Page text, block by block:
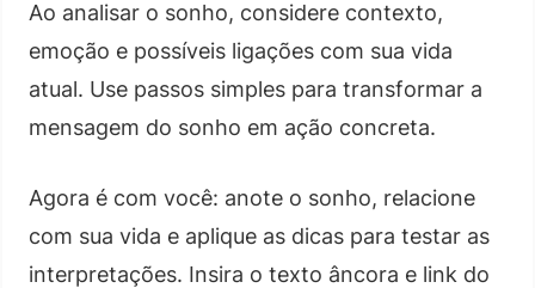
Ao analisar o sonho, considere contexto,
emoção e possíveis ligações com sua vida
atual. Use passos simples para transformar a
mensagem do sonho em ação concreta.
Agora é com você: anote o sonho, relacione
com sua vida e aplique as dicas para testar as
interpretações. Insira o texto âncora e link do